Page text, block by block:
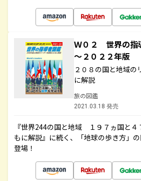
Ｗ０２ 世界の指
～２０２２年版
２０８の国と地域の
に解説
旅の図鑑
2021.03.18 発売
『世界244の国と地域 １９７ヵ国と４
もに解説』に続く、「地球の歩き方」
登場！